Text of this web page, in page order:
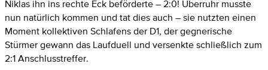
Niklas ihn ins rechte Eck beförderte – 2:0! Überruhr musste
nun natürlich kommen und tat dies auch – sie nutzten einen
Moment kollektiven Schlafens der D1, der gegnerische
Stürmer gewann das Laufduell und versenkte schließlich zum
2:1 Anschlusstreffer.